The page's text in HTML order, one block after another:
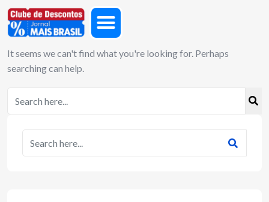
It seems we can't find what you're looking for. Perhaps
searching can help.